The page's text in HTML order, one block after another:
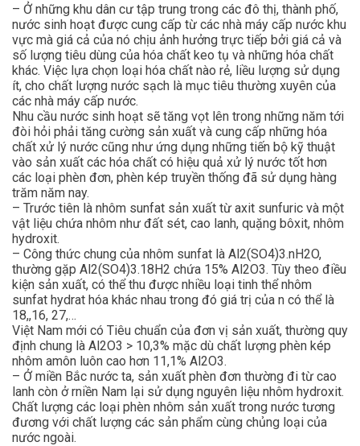
– Ở những khu dân cư tập trung trong các đô thị, thành phố,
nước sinh hoạt được cung cấp từ các nhà máy cấp nước khu
vực mà giá cả của nó chịu ảnh hưởng trực tiếp bởi giá cả và
số lượng tiêu dùng của hóa chất keo tụ và những hóa chất
khác. Việc lựa chọn loại hóa chất nào rẻ, liều lượng sử dụng
ít, cho chất lượng nước sạch là mục tiêu thường xuyên của
các nhà máy cấp nước.
Nhu cầu nước sinh hoạt sẽ tăng vọt lên trong những năm tới
đòi hỏi phải tăng cường sản xuất và cung cấp những hóa
chất xử lý nước cũng như ứng dụng những tiến bộ kỹ thuật
vào sản xuất các hóa chất có hiệu quả xử lý nước tốt hơn
các loại phèn đơn, phèn kép truyền thống đã sử dụng hàng
trăm năm nay.
– Trước tiên là nhôm sunfat sản xuất từ axit sunfuric và một
vật liệu chứa nhôm như đất sét, cao lanh, quặng bôxit, nhôm
hydroxit.
– Công thức chung của nhôm sunfat là Al2(SO4)3.nH2O,
thường gặp Al2(SO4)3.18H2 chứa 15% Al2O3. Tùy theo điều
kiện sản xuất, có thể thu được nhiều loại tinh thể nhôm
sunfat hydrat hóa khác nhau trong đó giá trị của n có thể là
18,,16, 27,…
Việt Nam mới có Tiêu chuẩn của đơn vị sản xuất, thường quy
định chung là Al2O3 > 10,3% mặc dù chất lượng phèn kép
nhôm amôn luôn cao hơn 11,1% Al2O3.
– Ở miền Bắc nước ta, sản xuất phèn đơn thường đi từ cao
lanh còn ở rniền Nam lại sử dụng nguyên liệu nhôm hydroxit.
Chất lượng các loại phèn nhôm sản xuất trong nước tương
đương với chất lượng các sản phẩm cùng chủng loại của
nước ngoài.